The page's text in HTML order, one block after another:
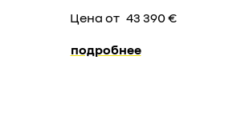
Цена от 43 390 €
подробнее